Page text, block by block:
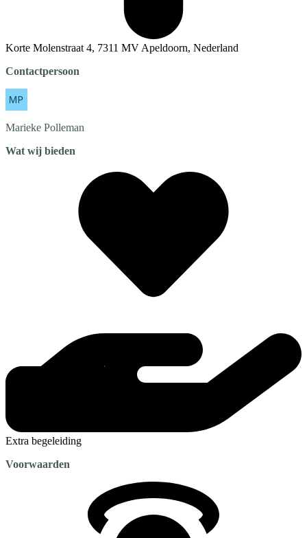
Korte Molenstraat 4, 7311 MV Apeldoorn, Nederland
Contactpersoon
Marieke Polleman
Wat wij bieden
Extra begeleiding
Voorwaarden